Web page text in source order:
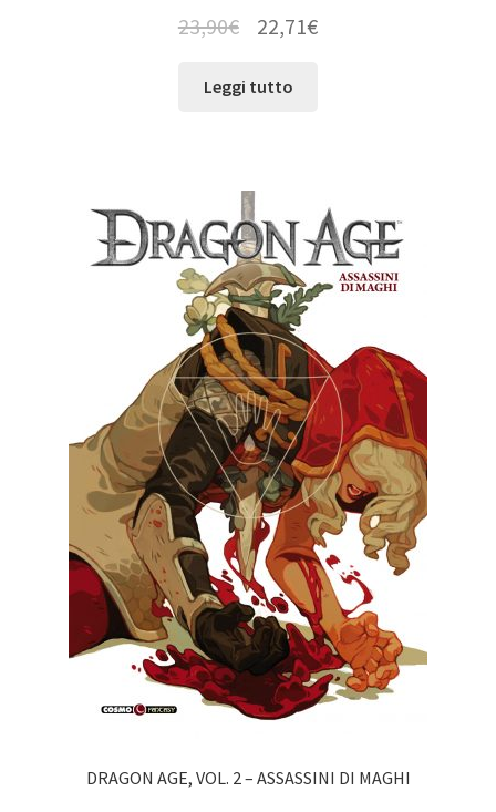
23,90€ 22,71€
Leggi tutto
DRAGON AGE, VOL. 2 – ASSASSINI DI MAGHI